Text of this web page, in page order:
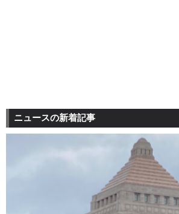
ニュースの新着記事